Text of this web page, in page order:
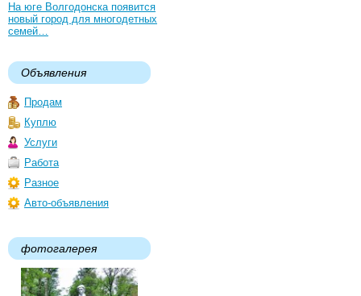
На юге Волгодонска появится
новый город для многодетных
семей…
Объявления
Продам
Куплю
Услуги
Работа
Разное
Авто-объявления
фотогалерея